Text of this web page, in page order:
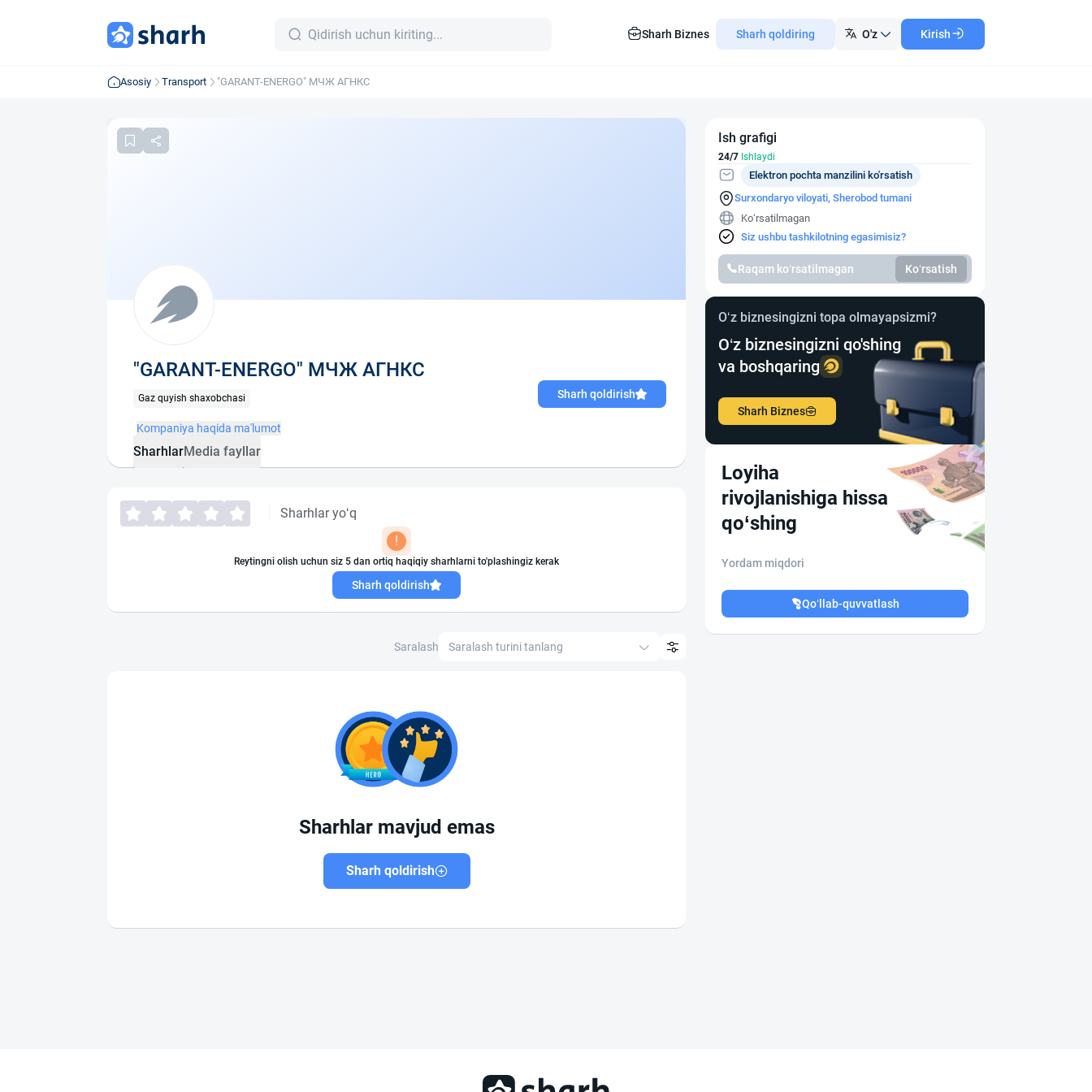
Sharh Biznes Sharh qoldiring O'z Kirish
Asosiy Transport "GARANT-ENERGO" МЧЖ АГНКС
"GARANT-ENERGO" МЧЖ АГНКС
Gaz quyish shaxobchasi Sharh qoldirish
Kompaniya haqida ma'lumot
SharhlarMedia fayllar
Sharhlar yo‘q
!
Reytingni olish uchun siz 5 dan ortiq haqiqiy sharhlarni to'plashingiz kerak
Sharh qoldirish
Saralash Saralash turini tanlang
Sharhlar mavjud emas
Sharh qoldirish
Ish grafigi
24/7 Ishlaydi
Surxondaryo viloyati, Sherobod tumani
Elektron pochta manzilini ko'rsatish
Ko‘rsatilmagan
Siz ushbu tashkilotning egasimisiz?
Raqam ko‘rsatilmagan Ko‘rsatish
O‘z biznesingizni topa olmayapsizmi?
O‘z biznesingizni qo'shing
va boshqaring
Sharh Biznes
Loyiha
rivojlanishiga hissa
qo‘shing
Yordam miqdori
Qo‘llab-quvvatlash